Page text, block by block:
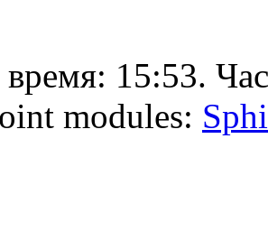
15:53.
modules: